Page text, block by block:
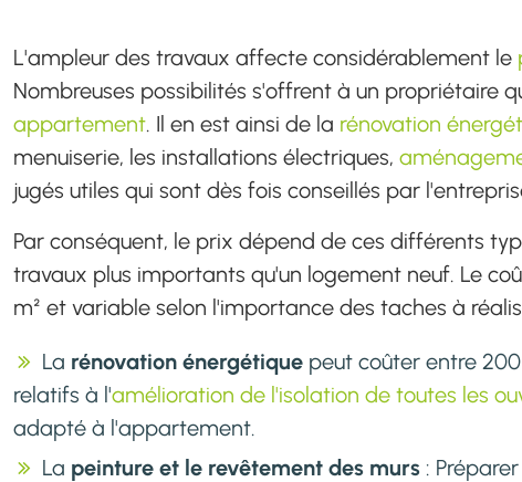
L'ampleur des travaux affecte considérablement le
Nombreuses possibilités s'offrent à un propriétaire
appartement. Il en est ainsi de la rénovation
menuiserie, les installations électriques,
jugés utiles qui sont dès fois conseillés par
Par conséquent, le prix dépend de ces différents
travaux plus importants qu'un logement neuf. Le
m² et variable selon l'importance des taches à
La rénovation énergétique peut coûter entre
relatifs à l'amélioration de l'isolation de toutes les
adapté à l'appartement.
La peinture et le revêtement des murs :